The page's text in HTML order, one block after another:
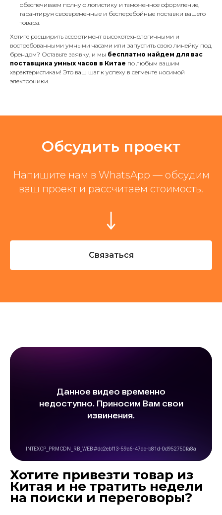
обеспечиваем полную логистику и таможенное оформление,
гарантируя своевременные и бесперебойные поставки вашего
товара.
Хотите расширить ассортимент высокотехнологичными и
востребованными умными часами или запустить свою линейку под
брендом? Оставьте заявку, и мы бесплатно найдем для вас
поставщика умных часов в Китае по любым вашим
характеристикам! Это ваш шаг к успеху в сегменте носимой
электроники.
Обсудить проект
Напишите нам в WhatsApp — обсудим
ваш проект и рассчитаем стоимость.
Связаться
Хотите привезти товар из
Китая и не тратить недели
на поиски и переговоры?